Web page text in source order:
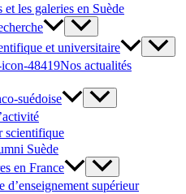
et les galeries en Suède
et universitaire
Nos actualités
suédoise
scientifique
Suède
en France
d’enseignement supérieur